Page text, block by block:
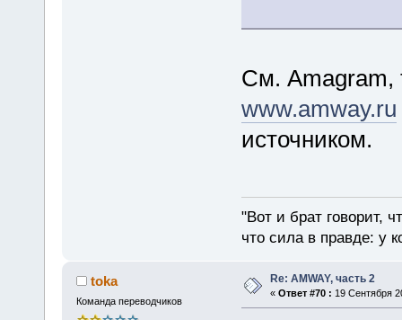
См. Amagram,
www.amway.ru
источником.
"Вот и брат говорит,
что сила в правде: у
toka
Команда переводчиков
Re: AMWAY, часть 2
« Ответ #70 : 19 Сентября